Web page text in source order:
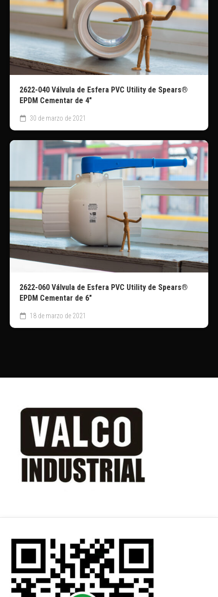
2622-040 Válvula de Esfera PVC Utility de Spears®
EPDM Cementar de 4″
30 de marzo de 2021
2622-060 Válvula de Esfera PVC Utility de Spears®
EPDM Cementar de 6″
18 de marzo de 2021